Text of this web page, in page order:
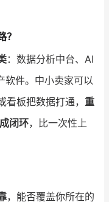
？
：数据分析中台、AI
软件。中小卖家可以
板把数据打通， 重
闭环，比一次性上
，能否覆盖你所在的